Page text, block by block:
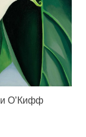
О’Кифф